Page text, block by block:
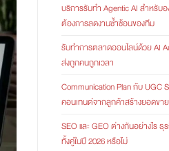
บริการรับทำ Agentic AI สำหรับ
ต้องการลดงานซ้ำซ้อนของทีม
รับทำการตลาดออนไลน์ด้วย AI
ส่งถูกคนถูกเวลา
Communication Plan กับ UGC
คอนเทนต์จากลูกค้าสร้างยอดขาย
SEO และ GEO ต่างกันอย่างไร ธุ
ทั้งคู่ในปี 2026 หรือไม่